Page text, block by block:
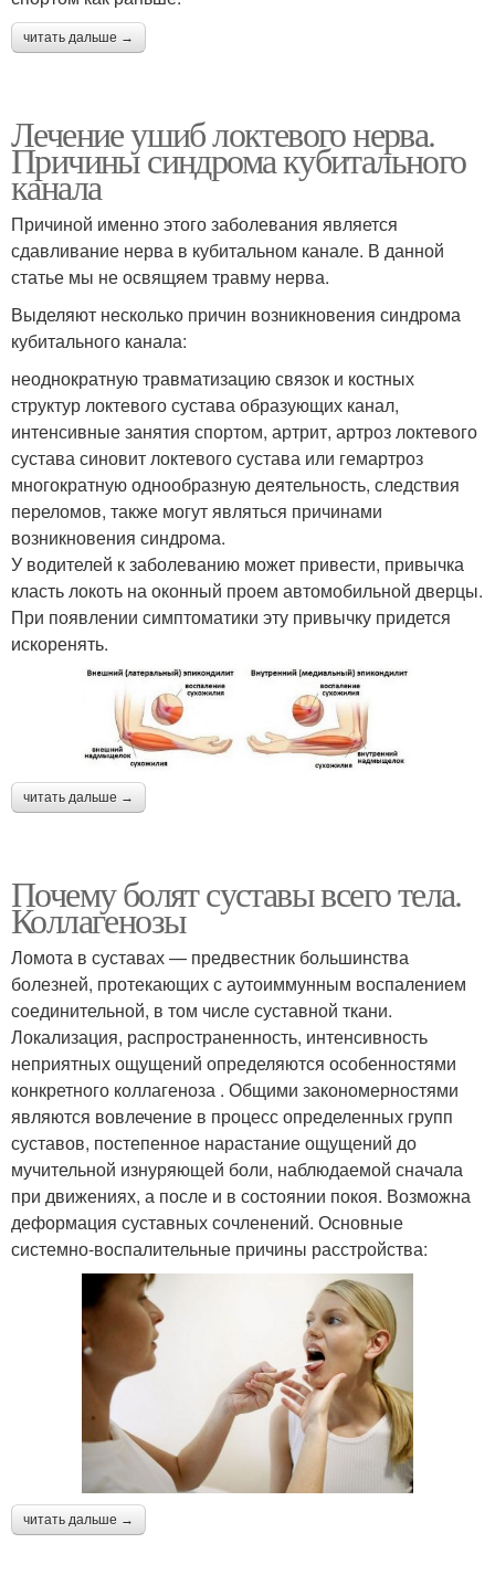
читать дальше →
Лечение ушиб локтевого нерва.
Причины синдрома кубитального
канала
Причиной именно этого заболевания является
сдавливание нерва в кубитальном канале. В данной
статье мы не освящяем травму нерва.
Выделяют несколько причин возникновения синдрома
кубитального канала:
неоднократную травматизацию связок и костных
структур локтевого сустава образующих канал,
интенсивные занятия спортом, артрит, артроз локтевого
сустава синовит локтевого сустава или гемартроз
многократную однообразную деятельность, следствия
переломов, также могут являться причинами
возникновения синдрома.
У водителей к заболеванию может привести, привычка
класть локоть на оконный проем автомобильной дверцы.
При появлении симптоматики эту привычку придется
искоренять.
читать дальше →
Почему болят суставы всего тела.
Коллагенозы
Ломота в суставах — предвестник большинства
болезней, протекающих с аутоиммунным воспалением
соединительной, в том числе суставной ткани.
Локализация, распространенность, интенсивность
неприятных ощущений определяются особенностями
конкретного коллагеноза . Общими закономерностями
являются вовлечение в процесс определенных групп
суставов, постепенное нарастание ощущений до
мучительной изнуряющей боли, наблюдаемой сначала
при движениях, а после и в состоянии покоя. Возможна
деформация суставных сочленений. Основные
системно-воспалительные причины расстройства:
читать дальше →